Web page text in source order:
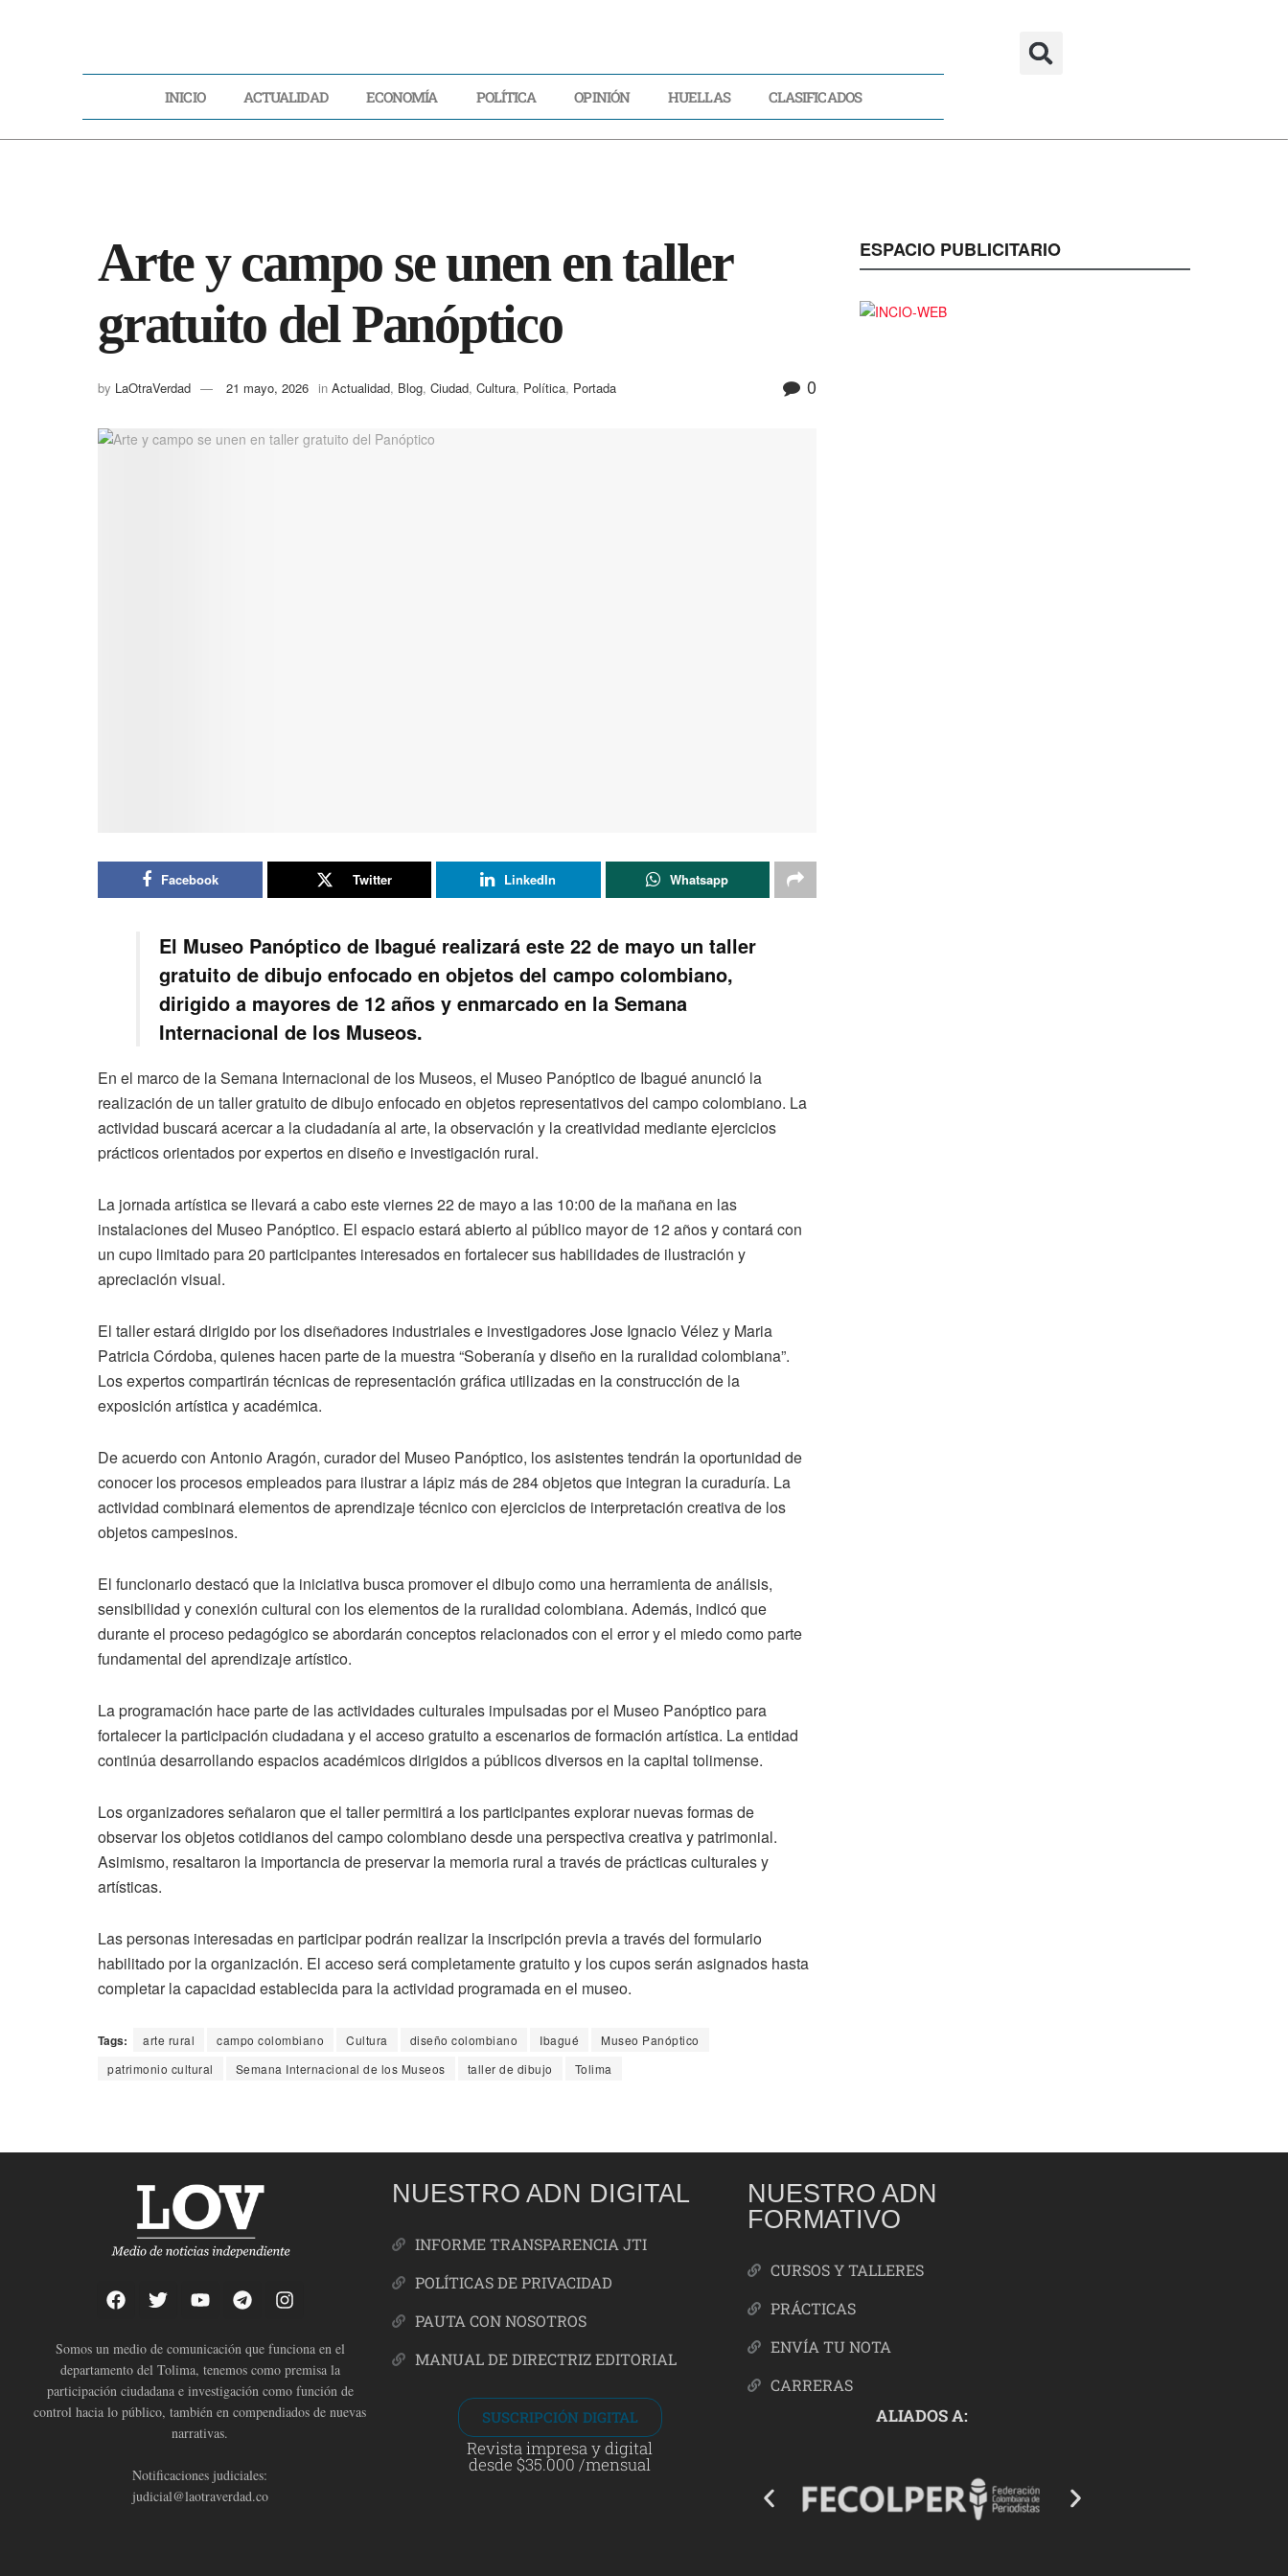
INICIO ACTUALIDAD ECONOMÍA POLÍTICA OPINIÓN HUELLAS CLASIFICADOS
Arte y campo se unen en taller
gratuito del Panóptico
by LaOtraVerdad 21 mayo, 2026 in Actualidad, Blog, Ciudad, Cultura, Política, Portada 0
Facebook Twitter LinkedIn Whatsapp
El Museo Panóptico de Ibagué realizará este 22 de mayo un taller
gratuito de dibujo enfocado en objetos del campo colombiano,
dirigido a mayores de 12 años y enmarcado en la Semana
Internacional de los Museos.
En el marco de la Semana Internacional de los Museos, el Museo Panóptico de Ibagué anunció la
realización de un taller gratuito de dibujo enfocado en objetos representativos del campo colombiano. La
actividad buscará acercar a la ciudadanía al arte, la observación y la creatividad mediante ejercicios
prácticos orientados por expertos en diseño e investigación rural.
La jornada artística se llevará a cabo este viernes 22 de mayo a las 10:00 de la mañana en las
instalaciones del Museo Panóptico. El espacio estará abierto al público mayor de 12 años y contará con
un cupo limitado para 20 participantes interesados en fortalecer sus habilidades de ilustración y
apreciación visual.
El taller estará dirigido por los diseñadores industriales e investigadores Jose Ignacio Vélez y Maria
Patricia Córdoba, quienes hacen parte de la muestra “Soberanía y diseño en la ruralidad colombiana”.
Los expertos compartirán técnicas de representación gráfica utilizadas en la construcción de la
exposición artística y académica.
De acuerdo con Antonio Aragón, curador del Museo Panóptico, los asistentes tendrán la oportunidad de
conocer los procesos empleados para ilustrar a lápiz más de 284 objetos que integran la curaduría. La
actividad combinará elementos de aprendizaje técnico con ejercicios de interpretación creativa de los
objetos campesinos.
El funcionario destacó que la iniciativa busca promover el dibujo como una herramienta de análisis,
sensibilidad y conexión cultural con los elementos de la ruralidad colombiana. Además, indicó que
durante el proceso pedagógico se abordarán conceptos relacionados con el error y el miedo como parte
fundamental del aprendizaje artístico.
La programación hace parte de las actividades culturales impulsadas por el Museo Panóptico para
fortalecer la participación ciudadana y el acceso gratuito a escenarios de formación artística. La entidad
continúa desarrollando espacios académicos dirigidos a públicos diversos en la capital tolimense.
Los organizadores señalaron que el taller permitirá a los participantes explorar nuevas formas de
observar los objetos cotidianos del campo colombiano desde una perspectiva creativa y patrimonial.
Asimismo, resaltaron la importancia de preservar la memoria rural a través de prácticas culturales y
artísticas.
Las personas interesadas en participar podrán realizar la inscripción previa a través del formulario
habilitado por la organización. El acceso será completamente gratuito y los cupos serán asignados hasta
completar la capacidad establecida para la actividad programada en el museo.
Tags: arte rural campo colombiano Cultura diseño colombiano Ibagué
Museo Panóptico
patrimonio cultural
Semana Internacional de los Museos taller de dibujo Tolima
ESPACIO PUBLICITARIO
Somos un medio de comunicación que funciona en el
departamento del Tolima, tenemos como premisa la
participación ciudadana e investigación como función de
control hacia lo público, también en compendiados de nuevas
narrativas.
Notificaciones judiciales:
judicial@laotraverdad.co
NUESTRO ADN DIGITAL
INFORME TRANSPARENCIA JTI
POLÍTICAS DE PRIVACIDAD
PAUTA CON NOSOTROS
MANUAL DE DIRECTRIZ EDITORIAL
SUSCRIPCIÓN DIGITAL
Revista impresa y digital
desde $35.000 /mensual
NUESTRO ADN
FORMATIVO
CURSOS Y TALLERES
PRÁCTICAS
ENVÍA TU NOTA
CARRERAS
ALIADOS A: